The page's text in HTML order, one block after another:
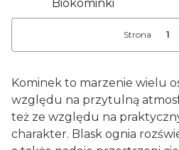
Biokominki
Strona
Kominek to marzenie wielu
względu na przytulną
też ze względu na
charakter. Blask ognia